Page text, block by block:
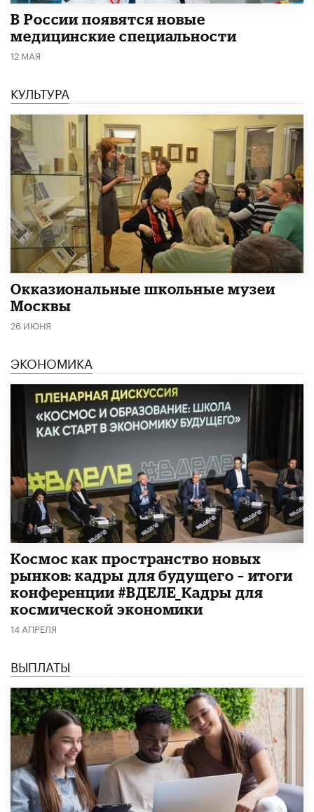
В России появятся новые
медицинские специальности
12 МАЯ
КУЛЬТУРА
​Окказиональные школьные музеи
Москвы
26 ИЮНЯ
ЭКОНОМИКА
Космос как пространство новых
рынков: кадры для будущего – итоги
конференции #ВДЕЛЕ_Кадры для
космической экономики
14 АПРЕЛЯ
ВЫПЛАТЫ